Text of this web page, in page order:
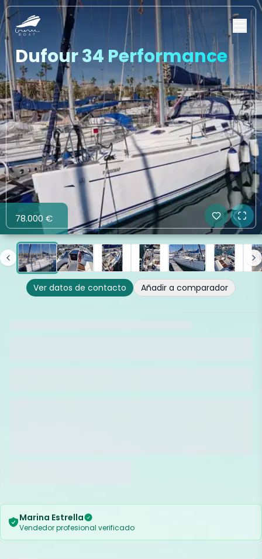
Dufour 34 Performance
78.000 €
Ver datos de contacto Añadir a comparador
Marina Estrella
Vendedor profesional verificado